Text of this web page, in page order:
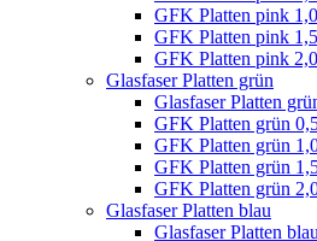
GFK Platten pink
GFK Platten pink
GFK Platten pink
Glasfaser Platten grün
Glasfaser Platten
GFK Platten grün
GFK Platten grün
GFK Platten grün
GFK Platten grün
Glasfaser Platten blau
Glasfaser Platten